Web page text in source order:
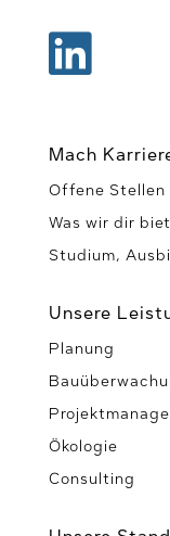

Mach
Offene Stellen
Was wir dir
Studium,
Unsere
Planung
Ökologie
Consulting